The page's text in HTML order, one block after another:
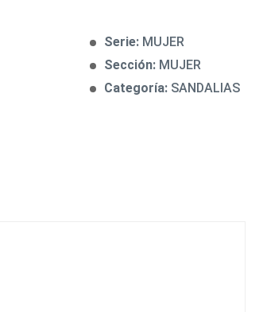
Serie: MUJER
Sección: MUJER
Categoría: SANDALIAS